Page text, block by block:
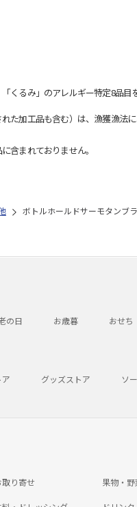
るみ」のアレルギー特定8品目
加工品も含む）は、漁獲漁法
含まれておりません。
ボトルホールドサーモタンブ
の日 お歳暮 おせち
グッズストア ソ
取り寄せ 果物・